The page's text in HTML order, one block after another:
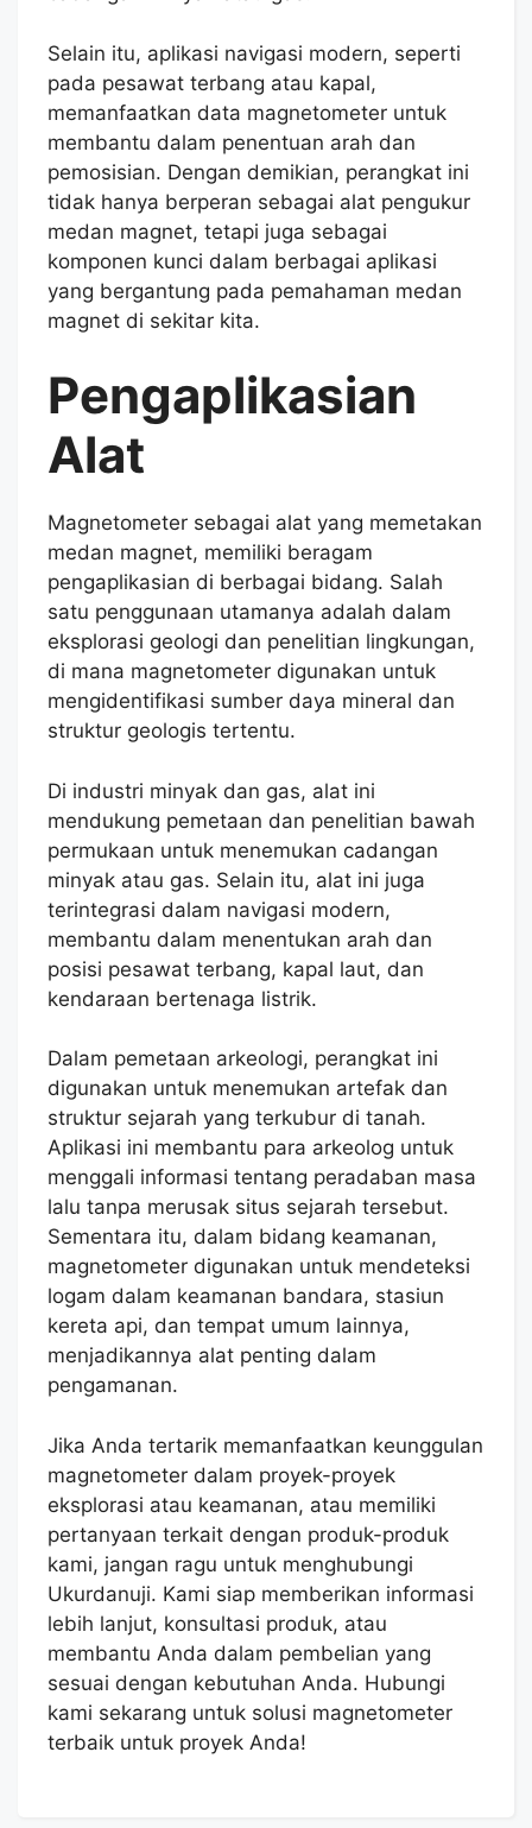
Selain itu, aplikasi navigasi modern, seperti
pada pesawat terbang atau kapal,
memanfaatkan data magnetometer untuk
membantu dalam penentuan arah dan
pemosisian. Dengan demikian, perangkat ini
tidak hanya berperan sebagai alat pengukur
medan magnet, tetapi juga sebagai
komponen kunci dalam berbagai aplikasi
yang bergantung pada pemahaman medan
magnet di sekitar kita.
Pengaplikasian
Alat
Magnetometer sebagai alat yang memetakan
medan magnet, memiliki beragam
pengaplikasian di berbagai bidang. Salah
satu penggunaan utamanya adalah dalam
eksplorasi geologi dan penelitian lingkungan,
di mana magnetometer digunakan untuk
mengidentifikasi sumber daya mineral dan
struktur geologis tertentu.
Di industri minyak dan gas, alat ini
mendukung pemetaan dan penelitian bawah
permukaan untuk menemukan cadangan
minyak atau gas. Selain itu, alat ini juga
terintegrasi dalam navigasi modern,
membantu dalam menentukan arah dan
posisi pesawat terbang, kapal laut, dan
kendaraan bertenaga listrik.
Dalam pemetaan arkeologi, perangkat ini
digunakan untuk menemukan artefak dan
struktur sejarah yang terkubur di tanah.
Aplikasi ini membantu para arkeolog untuk
menggali informasi tentang peradaban masa
lalu tanpa merusak situs sejarah tersebut.
Sementara itu, dalam bidang keamanan,
magnetometer digunakan untuk mendeteksi
logam dalam keamanan bandara, stasiun
kereta api, dan tempat umum lainnya,
menjadikannya alat penting dalam
pengamanan.
Jika Anda tertarik memanfaatkan keunggulan
magnetometer dalam proyek-proyek
eksplorasi atau keamanan, atau memiliki
pertanyaan terkait dengan produk-produk
kami, jangan ragu untuk menghubungi
Ukurdanuji. Kami siap memberikan informasi
lebih lanjut, konsultasi produk, atau
membantu Anda dalam pembelian yang
sesuai dengan kebutuhan Anda. Hubungi
kami sekarang untuk solusi magnetometer
terbaik untuk proyek Anda!